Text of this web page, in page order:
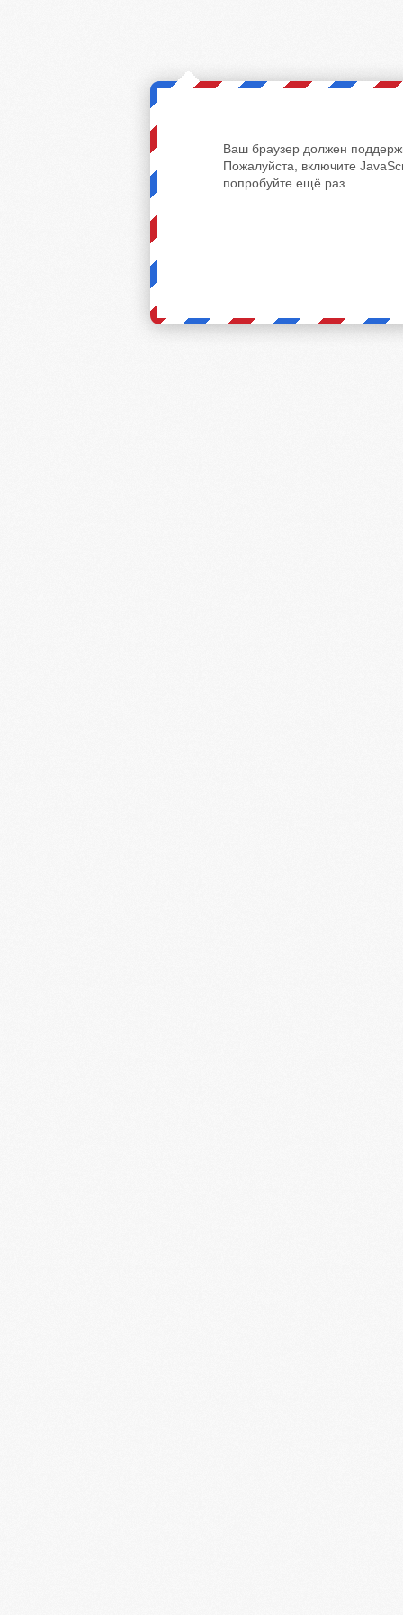
Ваш браузер должен
Пожалуйста, включите
попробуйте ещё раз